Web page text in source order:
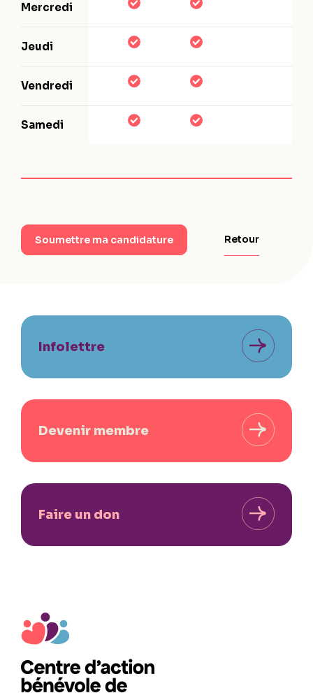
Mercredi
Jeudi
Vendredi
Samedi
Soumettre ma candidature Retour
Infolettre
Devenir membre
Faire un don